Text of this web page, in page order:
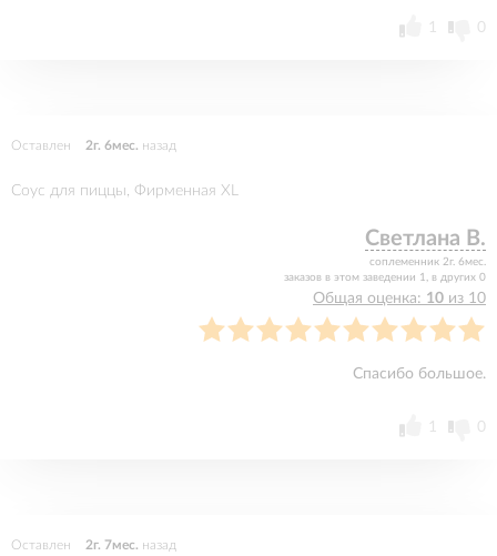
1 0
Оставлен 2г. 6мес. назад
Соус для пиццы, Фирменная XL
Светлана В.
соплеменник 2г. 6мес.
заказов в этом заведении 1, в других 0
Общая оценка: 10 из 10
Спасибо большое.
1 0
Оставлен 2г. 7мес. назад